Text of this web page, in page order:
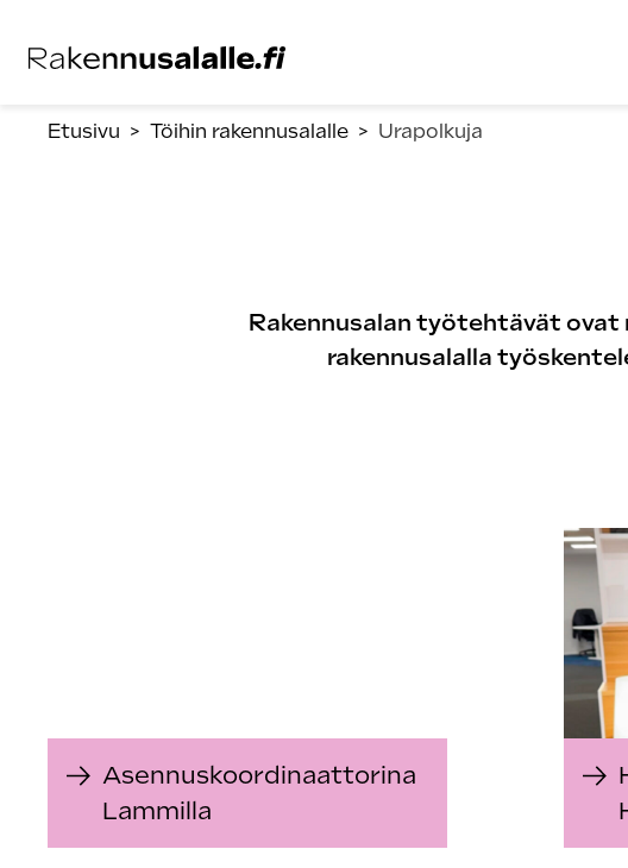
sisältöön.
Etusivu > Töihin rakennusalalle > Urapolkuja
Rakennusalan työtehtävät ovat
rakennusalalla
Asennuskoordinaattorina
Lammilla